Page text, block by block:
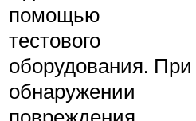
помощью
тестового
оборудования. При
обнаружении